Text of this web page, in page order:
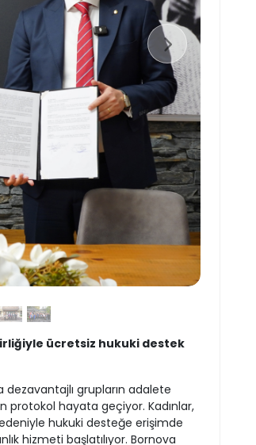
ücretsiz hukuki destek
dezavantajlı grupların adalete
protokol hayata geçiyor. Kadınlar,
hukuki desteğe erişimde
hizmeti başlatılıyor. Bornova